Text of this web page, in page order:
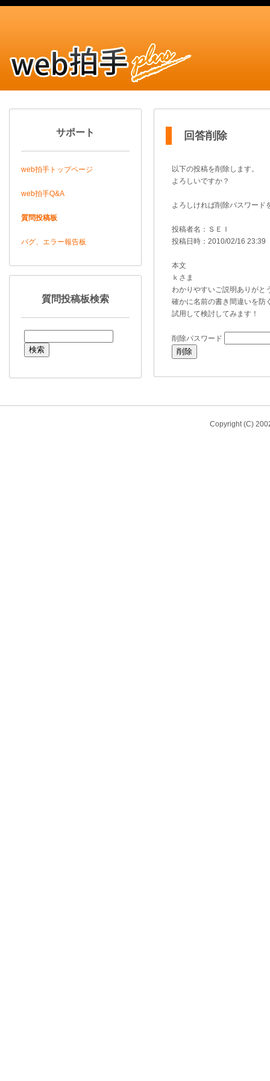
サポート
web拍手トップページ
web拍手Q&A
質問投稿板
バグ、エラー報告板
質問投稿板検索
回答削除
以下の投稿を削除します。
よろしいですか？
よろしければ削除パスワード
投稿者名：ＳＥＩ
投稿日時：2010/02/16 23:39
本文
ｋさま
わかりやすいご説明ありがと
確かに名前の書き間違いを防
試用して検討してみます！
削除パスワード
Copyright (C)